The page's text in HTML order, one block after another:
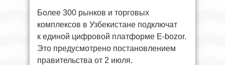
Более 300 рынков и торговых
комплексов в Узбекистане подключат
к единой цифровой платформе E-bozor.
Это предусмотрено постановлением
правительства от 2 июля.